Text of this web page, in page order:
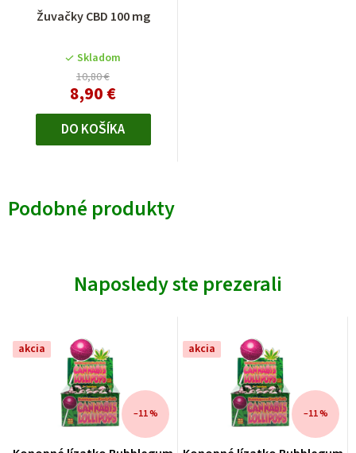
Žuvačky CBD 100 mg
Skladom
10,80 €
8,90 €
DO KOŠÍKA
Podobné produkty
Naposledy ste prezerali
akcia
–11 %
akcia
–11 %